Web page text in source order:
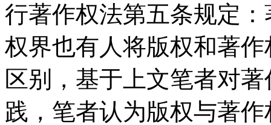
行著作权法第五条规定
权界也有人将版权和著
区别，基于上文笔者对
践，笔者认为版权与著